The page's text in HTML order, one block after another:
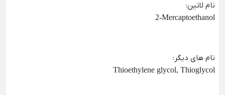
نام لاتین:
2-Mercaptoethanol
نام های دیگر :
Thioethylene glycol, Thioglycol